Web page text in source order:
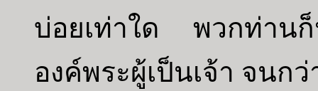
บ่อยเท่าใด พวกท่านก็
องค์พระผู้เป็นเจ้า จนก